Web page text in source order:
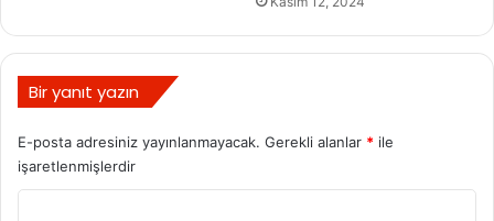
Bir yanıt yazın
E-posta adresiniz yayınlanmayacak. Gerekli alanlar * ile
işaretlenmişlerdir